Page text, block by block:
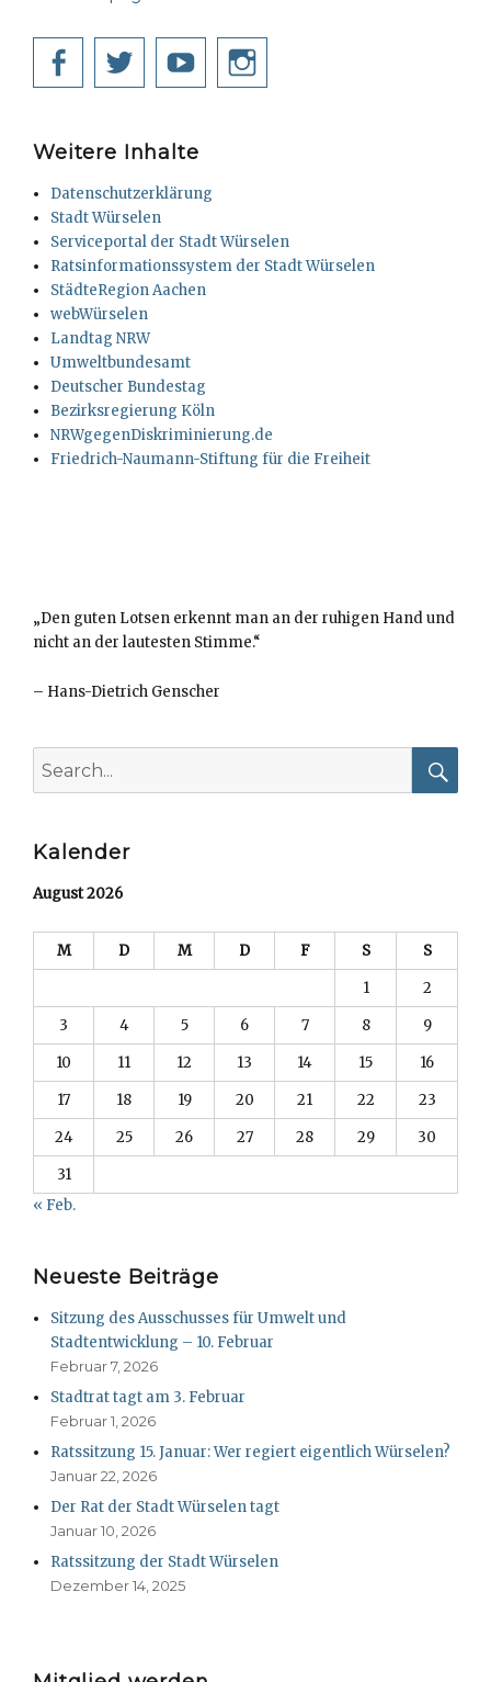
Facebook
TwitterYouTube
Weitere Inhalte
Datenschutzerklärung
Stadt Würselen
Serviceportal der Stadt Würselen
Ratsinformationssystem der Stadt Würselen
StädteRegion Aachen
webWürselen
Landtag NRW
Umweltbundesamt
Deutscher Bundestag
Bezirksregierung Köln
NRWgegenDiskriminierung.de
Friedrich-Naumann-Stiftung für die Freiheit
„Den guten Lotsen erkennt man an der ruhigen Hand und
nicht an der lautesten Stimme.“
– Hans-Dietrich Genscher
for:
Kalender
August 2026
M D M D F S
S
1
2
3
4 5 6 7 8
9
10
11 12 13 14 15
16
17
18 19 20 21 22
23
24
25 26 27 28 29
30
31
« Feb.
Neueste Beiträge
Sitzung des Ausschusses für Umwelt und
Stadtentwicklung – 10. Februar
Februar 7, 2026
Stadtrat tagt am 3. Februar
Februar 1, 2026
Ratssitzung 15. Januar: Wer regiert eigentlich Würselen?
Januar 22, 2026
Der Rat der Stadt Würselen tagt
Januar 10, 2026
Ratssitzung der Stadt Würselen
Dezember 14, 2025